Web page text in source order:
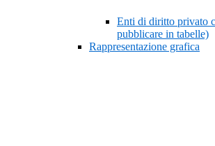
Enti di diritto privato
pubblicare in tabelle)
Rappresentazione grafica